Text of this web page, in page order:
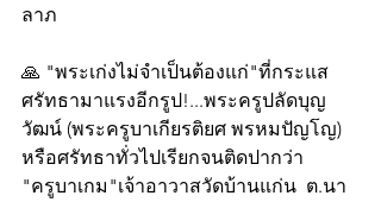
ลาภ
🙏 "พระเก่งไม่จำเป็นต้องแก่"ที่กระแส
ศรัทธามาแรงอีกรูป!...พระครูปลัดบุญ
วัฒน์ (พระครูบาเกียรติยศ​ พรหมปัญ​โญ)
หรือศรัทธาทั่วไปเรียกจนติดปากว่า
"ครูบาเกม"เจ้าอาวาสวัดบ้านแก่น  ต.นา